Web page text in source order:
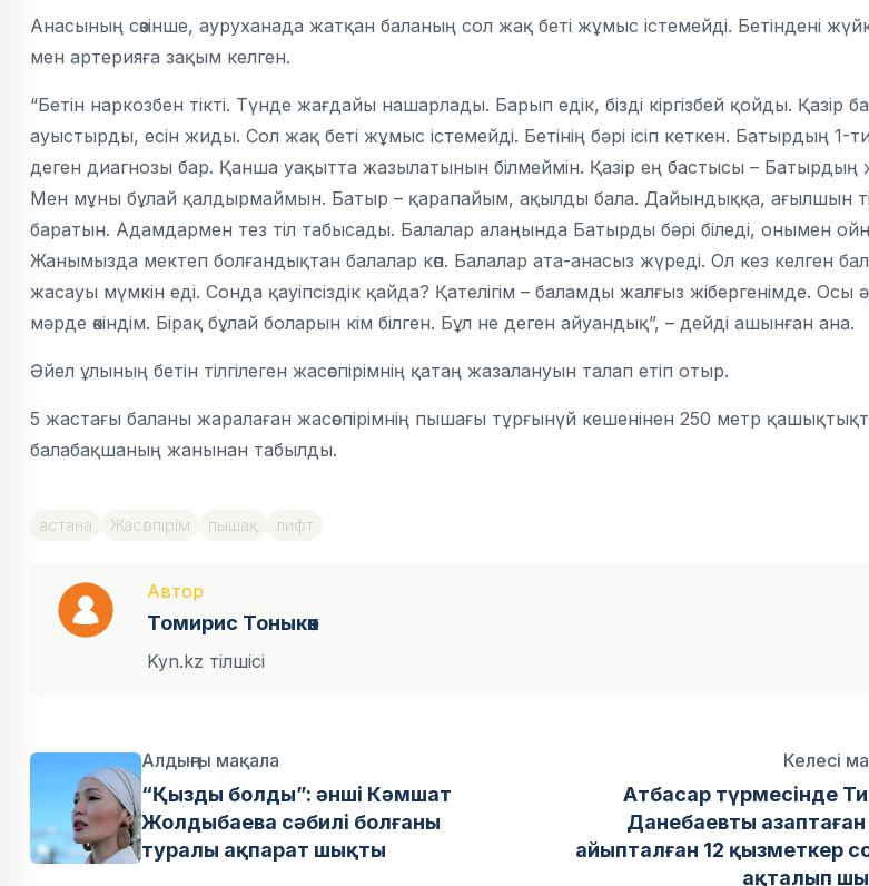
Анасының сөзінше, ауруханада жатқан баланың сол жақ беті жұмыс істемейді. Бетіндені
мен артерияға зақым келген.
“Бетін наркозбен тікті. Түнде жағдайы нашарлады. Барып едік, бізді кіргізбей қойды. Қазір
ауыстырды, есін жиды. Сол жақ беті жұмыс істемейді. Бетінің бәрі ісіп кеткен. Батырдың 1-
деген диагнозы бар. Қанша уақытта жазылатынын білмеймін. Қазір ең бастысы – Батырдың
Мен мұны бұлай қалдырмаймын. Батыр – қарапайым, ақылды бала. Дайындыққа, ағылшын
баратын. Адамдармен тез тіл табысады. Балалар алаңында Батырды бәрі біледі, онымен
Жанымызда мектеп болғандықтан балалар көп. Балалар ата-анасыз жүреді. Ол кез келген
жасауы мүмкін еді. Сонда қауіпсіздік қайда? Қателігім – баламды жалғыз жібергенімде. Осы
мәрде өкіндім. Бірақ бұлай боларын кім білген. Бұл не деген айуандық”, – дейді ашынған ана.
Әйел ұлының бетін тілгілеген жасөспірімнің қатаң жазалануын талап етіп отыр.
5 жастағы баланы жаралаған жасөспірімнің пышағы тұрғынүй кешенінен 250 метр
балабақшаның жанынан табылды.
астана Жасөспірім пышақ лифт
Автор
Томирис Тоныкөк
Kyn.kz тілшісі
Алдыңғы мақала
“Қызды болды”: әнші Кәмшат
Жолдыбаева сәбилі болғаны
туралы ақпарат шықты
Келесі
Атбасар түрмесінде
Данебаевты
айыпталған 12 қызметкер
ақталып